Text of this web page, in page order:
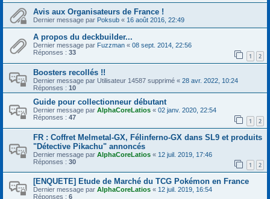
Avis aux Organisateurs de France !
Dernier message par Poksub « 16 août 2016, 22:49
A propos du deckbuilder...
Dernier message par Fuzzman « 08 sept. 2014, 22:56
Réponses : 33 1 2
Boosters recollés !!
Dernier message par Utilisateur 14587 supprimé « 28 avr. 2022, 10:24
Réponses : 10
Guide pour collectionneur débutant
Dernier message par AlphaCoreLatios « 02 janv. 2020, 22:54
Réponses : 47 1 2
FR : Coffret Melmetal-GX, Félinferno-GX dans SL9 et produits
"Détective Pikachu" annoncés
Dernier message par AlphaCoreLatios « 12 juil. 2019, 17:46
Réponses : 30 1 2
[ENQUETE] Etude de Marché du TCG Pokémon en France
Dernier message par AlphaCoreLatios « 12 juil. 2019, 16:54
Réponses : 6